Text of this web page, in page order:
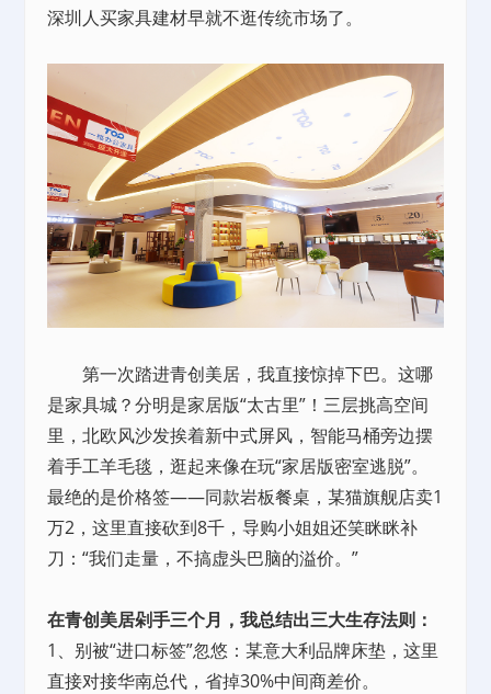
深圳人买家具建材早就不逛传统市场了。
第一次踏进青创美居，我直接惊掉下巴。这哪
是家具城？分明是家居版“太古里”！三层挑高空间
里，北欧风沙发挨着新中式屏风，智能马桶旁边摆
着手工羊毛毯，逛起来像在玩“家居版密室逃脱”。
最绝的是价格签——同款岩板餐桌，某猫旗舰店卖1
万2，这里直接砍到8千，导购小姐姐还笑眯眯补
刀：“我们走量，不搞虚头巴脑的溢价。”
在青创美居剁手三个月，我总结出三大生存法则：
1、别被“进口标签”忽悠：某意大利品牌床垫，这里
直接对接华南总代，省掉30%中间商差价。